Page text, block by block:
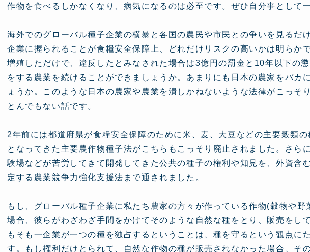
作物を食べるしかなくなり、病気になるのは必至です。ぜひ自分事として
海外でのグローバル種子企業の横暴と各国の農民や市民との争いを見るだ
企業に握られることが食糧安全保障上、どれだけリスクの高いかは明らか
増殖しただけで、違反したとみなされた場合は3億円の罰金と10年以下の
をする農業を続けることができましょうか。あまりにも日本の農家をバカ
ょうか。このような日本の農家や農業を潰しかねないような法律がこっそ
とんでもない話です。
2年前には都道府県が食糧安全保障のために米、麦、大豆などの主要穀類
となってきた主要農作物種子法がこちらもこっそり廃止されました。さら
験場などが苦労してきて開発してきた公共の種子の権利や知見を、外資含
定する農業競争力強化支援法まで通されました。
もし、グローバル種子企業に私たち農家の方々が作っている作物(穀物や野
場合、彼らがわざわざ手間をかけてそのような自然な種をとり、販売をし
もそも一企業が一つの種を独占するということは、種を守るという観点に
す。もし権利だけとられて、自然な作物の種が販売されなかった場合、そ